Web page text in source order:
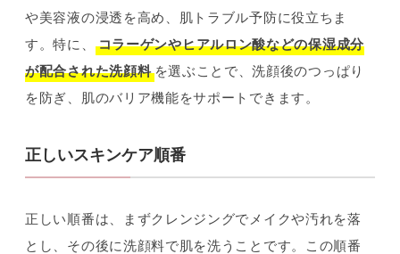
や美容液の浸透を高め、肌トラブル予防に役立ちま
す。特に、
コラーゲンやヒアルロン酸などの保湿成分
が配合された洗顔料を選ぶことで、洗顔後のつっぱり
を防ぎ、肌のバリア機能をサポートできます。
正しいスキンケア順番
正しい順番は、まずクレンジングでメイクや汚れを落
とし、その後に洗顔料で肌を洗うことです。この順番